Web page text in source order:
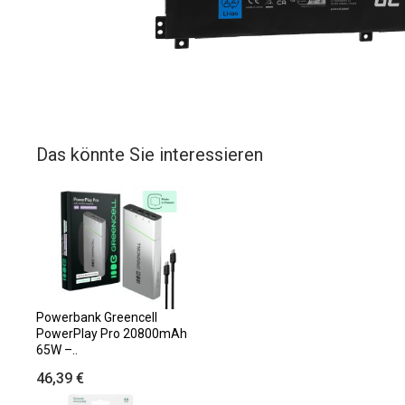
Das könnte Sie interessieren
Powerbank Greencell
PowerPlay Pro 20800mAh
65W –..
46,39 €